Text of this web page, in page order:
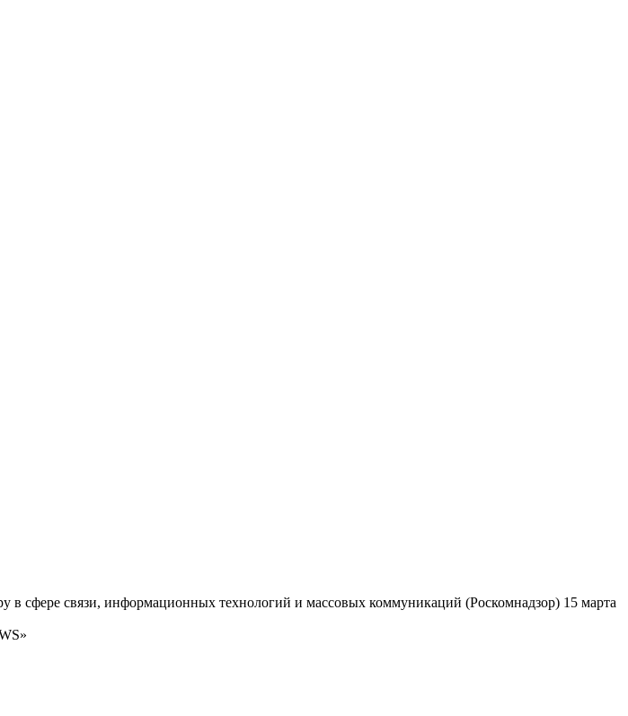
связи, информационных технологий и массовых коммуникаций (Роскомнадзор) 15 марта